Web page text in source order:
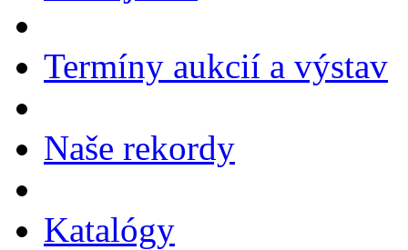
Termíny aukcií a výstav
Naše rekordy
Katalógy